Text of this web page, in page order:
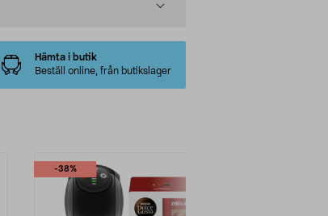
Hämta i butik
Beställ online, från butikslager
-38%